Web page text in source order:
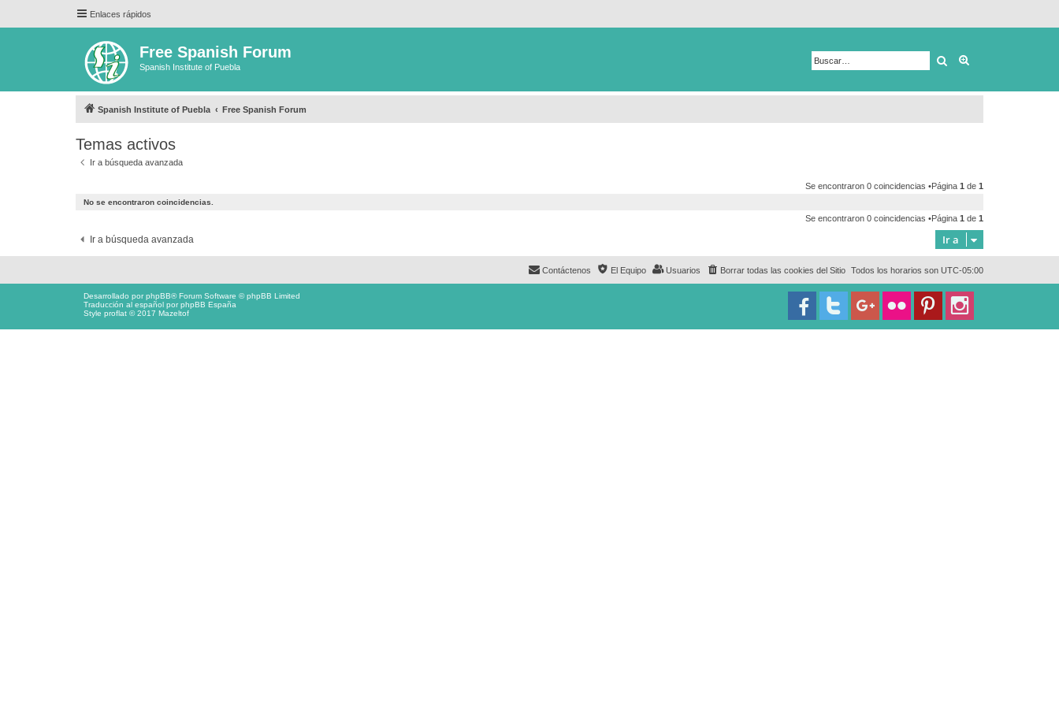
Enlaces rápidos
Free Spanish Forum
Spanish Institute of Puebla Buscar
Spanish Institute of Puebla Free Spanish Forum
Temas activos
Ir a búsqueda avanzada
Se encontraron 0 coincidencias •Página 1 de 1
No se encontraron coincidencias.
Se encontraron 0 coincidencias •Página 1 de 1
Ir a búsqueda avanzada Ir a
Todos los horarios son UTC-05:00
Borrar todas las cookies del Sitio
Usuarios
El Equipo
Contáctenos
Desarrollado porphpBB® Forum Software © phpBB Limited
Traducción al español porphpBB España
Style proflat © 2017 Mazeltof